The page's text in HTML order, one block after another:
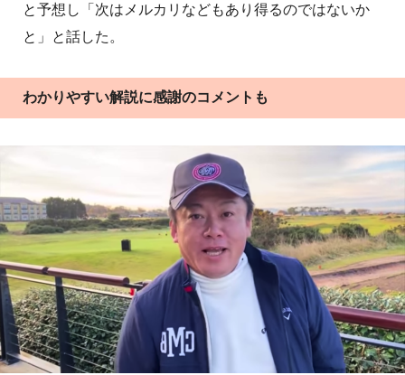
と予想し「次はメルカリなどもあり得るのではないか
と」
と話した。
わかりやすい解説に感謝のコメントも